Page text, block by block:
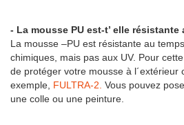
- La mousse PU est-t’ elle résistante
La mousse –PU est résistante au
chimiques, mais pas aux UV. Pour
de protéger votre mousse à l´extérieur
exemple, FULTRA-2. Vous pouvez
une colle ou une peinture.